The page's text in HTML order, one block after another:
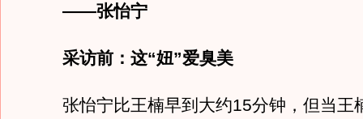
——张怡宁
采访前：这“妞”爱臭美
张怡宁比王楠早到大约15分钟，但当王